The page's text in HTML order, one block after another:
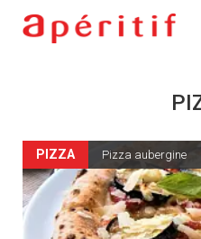
PIZZA Pizza aubergine